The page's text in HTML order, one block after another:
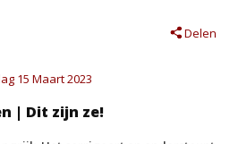
Delen
15 Maart 2023
| Dit zijn ze!